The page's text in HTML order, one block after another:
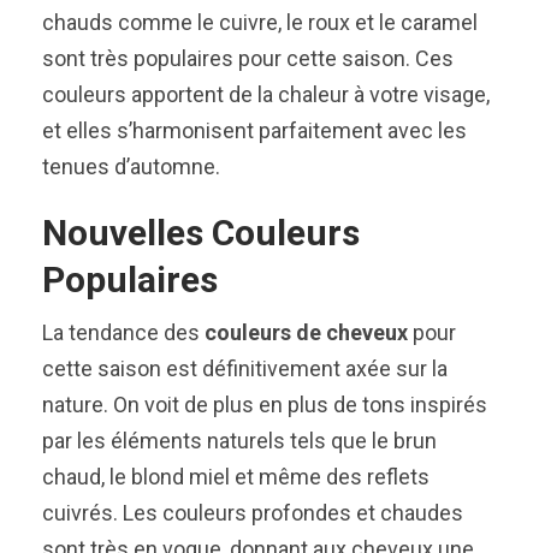
chauds comme le cuivre, le roux et le caramel
sont très populaires pour cette saison. Ces
couleurs apportent de la chaleur à votre visage,
et elles s’harmonisent parfaitement avec les
tenues d’automne.
Nouvelles Couleurs
Populaires
La tendance des couleurs de cheveux pour
cette saison est définitivement axée sur la
nature. On voit de plus en plus de tons inspirés
par les éléments naturels tels que le brun
chaud, le blond miel et même des reflets
cuivrés. Les couleurs profondes et chaudes